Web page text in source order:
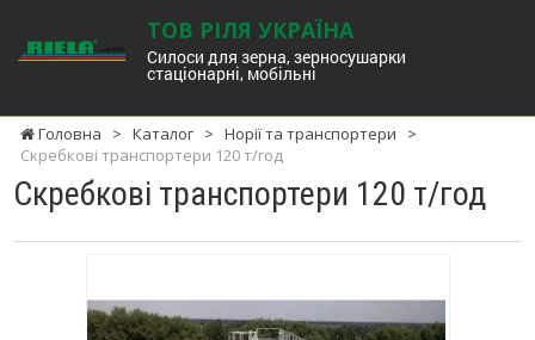
ТОВ РІЛЯ УКРАЇНА
Cилоси для зерна, зерносушарки
стаціонарні, мобільні
Головна > Каталог > Норії та транспортери
>
Скребкові транспортери 120 т/год
Скребкові транспортери 120 т/год